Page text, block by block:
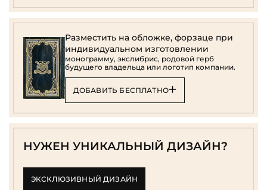
Разместить на обложке, форзаце при
индивидуальном изготовлении
монограмму, экслибрис, родовой герб
будущего владельца или логотип компании.
ДОБАВИТЬ БЕСПЛАТНО
НУЖЕН УНИКАЛЬНЫЙ ДИЗАЙН?
ЭКСКЛЮЗИВНЫЙ ДИЗАЙН